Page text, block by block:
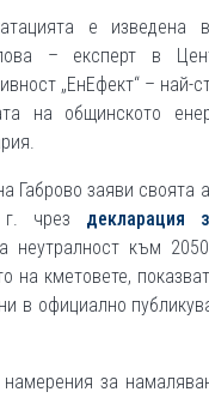
е
– експерт в
„ЕнЕфект“ – най-
на общинското
Габрово заяви своята
г. чрез декларация
към
на кметовете,
в официално
за